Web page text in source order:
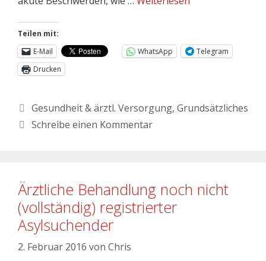
Teilen mit:
E-Mail
WhatsApp
Telegram
Drucken
Gesundheit & ärztl. Versorgung, Grundsätzliches
Schreibe einen Kommentar
Ärztliche Behandlung noch nicht
(vollständig) registrierter
Asylsuchender
2. Februar 2016 von Chris